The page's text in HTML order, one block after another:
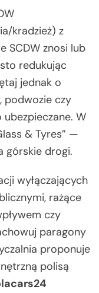
kradzież) z
SCDW znosi lub
redukując
jednak o
podwozie czy
W
& Tyres” —
górskie drogi.
wyłączających
rażące
czy
paragony
proponuje
polisą